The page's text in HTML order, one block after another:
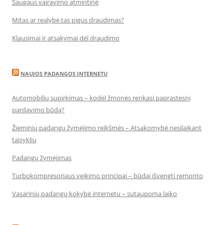
Saugaus vairavimo atmintinė
Mitas ar realybė tas pigus draudimas?
Klausimai ir atsakymai dėl draudimo
NAUJOS PADANGOS INTERNETU
Automobilių supirkimas – kodėl žmonės renkasi paprastesnį
pardavimo būdą?
Žieminių padangų žymėjimo reikšmės – Atsakomybė nesilaikant
taisyklių
Padangų žymėjimas
Turbokompresoriaus veikimo principai – būdai išvengti remonto
Vasarinių padangų kokybė internetu – sutaupoma laiko